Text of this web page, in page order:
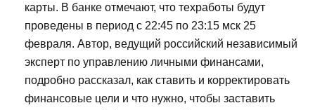
карты. В банке отмечают, что техработы будут
проведены в период с 22:45 по 23:15 мск 25
февраля. Автор, ведущий российский независимый
эксперт по управлению личными финансами,
подробно рассказал, как ставить и корректировать
финансовые цели и что нужно, чтобы заставить